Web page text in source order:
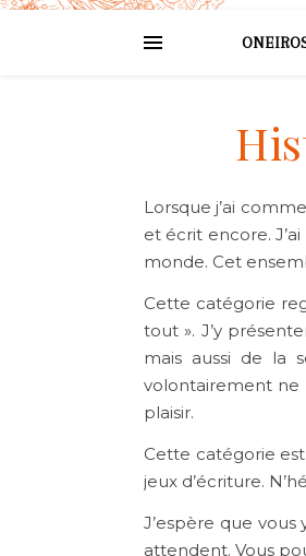
Lorsque j’ai
et écrit encore.
monde. Cet
Cette catégorie
tout ». J’y
mais aussi de la
volontairement ne
plaisir.
Cette catégorie
jeux d’écriture.
J’espère que
attendent. Vous